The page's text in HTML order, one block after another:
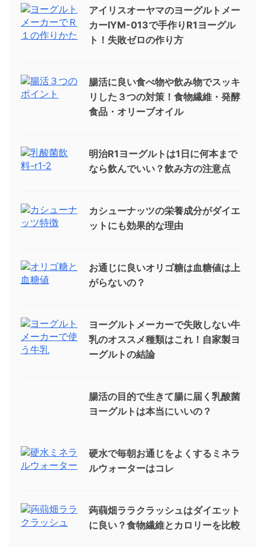
アイリスオーヤマのヨーグルトメー
カーIYM-013で手作りR1ヨーグル
ト！失敗ゼロの作り方
腸活に良い食べ物や飲み物でスッキ
リした３つの対策！食物繊維・発酵
食品・オリーブオイル
明治R1ヨーグルトは1日に何本まで
なら飲んでいい？飲み方の注意点
カシューナッツの栄養成分がダイエ
ットにも効果的な理由
お通じに良いオリゴ糖は血糖値は上
がらないの？
ヨーグルトメーカーで失敗しない牛
乳のオススメ種類はこれ！自家製ヨ
ーグルトの結論
腸活の目的で生きて腸に届く乳酸菌
ヨーグルトは本当にいいの？
硬水で毎朝お通じをよくするミネラ
ルウォーターはコレ
蒟蒻畑ララクラッシュはダイエット
に良い？食物繊維とカロリーを比較